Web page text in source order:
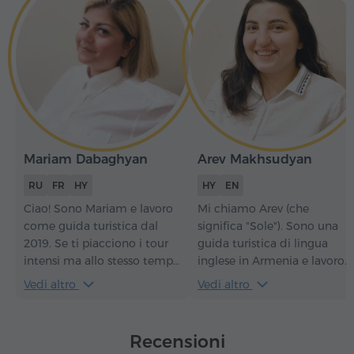
Mariam Dabaghyan
RU FR HY
Ciao! Sono Mariam e lavoro
come guida turistica dal
2019. Se ti piacciono i tour
intensi ma allo stesso tempo
leggeri e mai noiosi, allora
Vedi altro
Arev Makhsudyan
HY EN
Mi chiamo Arev (che
significa "Sole"). Sono una
guida turistica di lingua
inglese in Armenia e lavoro
dal 2018. Se mi scegli come
bonus, canterò per te delle
Vedi altro
Recensioni